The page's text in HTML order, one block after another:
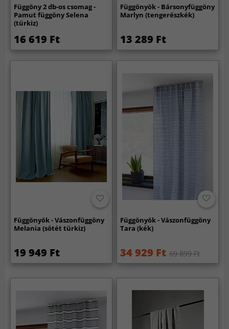
Függöny 2 db-os csomag -
Pamut függöny Selena
(türkiz)
16 619 Ft
Függönyök - Bársonyfüggöny
Marlyn (tengerészkék)
13 289 Ft
Függönyök - Vászonfüggöny
Melania (sötét türkiz)
19 949 Ft
Függönyök - Vászonfüggöny
Tara (kék)
34 929 Ft 69 899 Ft